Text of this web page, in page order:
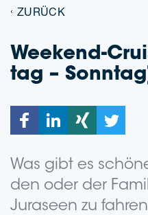
ZURÜCK
Weekend-
tag –
Was gibt es
den oder der
Jura­seen zu